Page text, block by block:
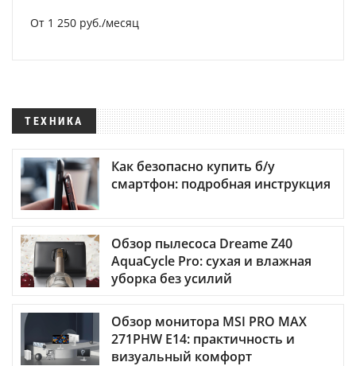
От 1 250 руб./месяц
ТЕХНИКА
Как безопасно купить б/у
смартфон: подробная инструкция
Обзор пылесоса Dreame Z40
AquaCycle Pro: сухая и влажная
уборка без усилий
Обзор монитора MSI PRO MAX
271PHW E14: практичность и
визуальный комфорт